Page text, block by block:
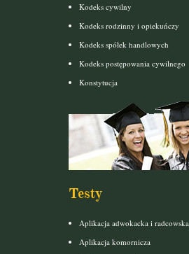
Kodeks cywilny
Kodeks rodzinny i opiekuńczy
Kodeks spółek handlowych
Kodeks postępowania cywilnego
Konstytucja
Testy
Aplikacja adwokacka i radcowska
Aplikacja komornicza